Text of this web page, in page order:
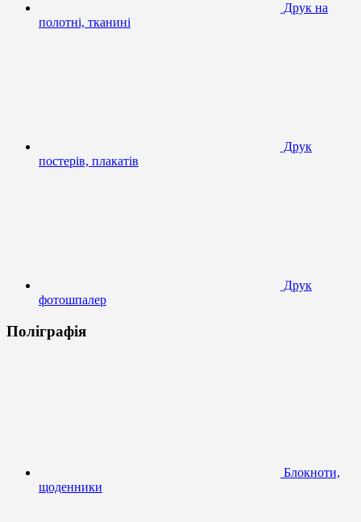
Друк на
полотні, тканині
Друк
постерів, плакатів
Друк
фотошпалер
Поліграфія
Блокноти,
щоденники